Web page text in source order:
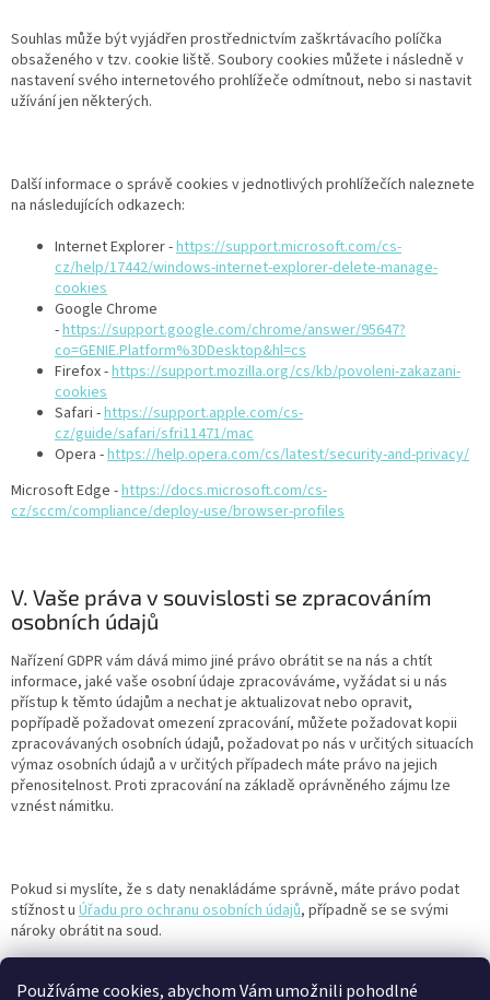
Používáme cookies, abychom Vám umožnili pohodlné
Souhlas může být vyjádřen prostřednictvím zaškrtávacího políčka
obsaženého v tzv. cookie liště. Soubory cookies můžete i následně v
nastavení svého internetového prohlížeče odmítnout, nebo si nastavit
užívání jen některých.
Další informace o správě cookies v jednotlivých prohlížečích naleznete
na následujících odkazech:
Internet Explorer -https://support.microsoft.com/cs-
cz/help/17442/windows-internet-explorer-delete-manage-
cookies
Google Chrome
-https://support.google.com/chrome/answer/95647?
co=GENIE.Platform%3DDesktop&hl=cs
Firefox -https://support.mozilla.org/cs/kb/povoleni-zakazani-
cookies
Safari -https://support.apple.com/cs-
cz/guide/safari/sfri11471/mac
Opera -https://help.opera.com/cs/latest/security-and-privacy/
Microsoft Edge -https://docs.microsoft.com/cs-
cz/sccm/compliance/deploy-use/browser-profiles
V. Vaše práva v souvislosti se zpracováním
osobních údajů
Nařízení GDPR vám dává mimo jiné právo obrátit se na nás a chtít
informace, jaké vaše osobní údaje zpracováváme, vyžádat si u nás
přístup k těmto údajům a nechat je aktualizovat nebo opravit,
popřípadě požadovat omezení zpracování, můžete požadovat kopii
zpracovávaných osobních údajů, požadovat po nás v určitých situacích
výmaz osobních údajů a v určitých případech máte právo na jejich
přenositelnost. Proti zpracování na základě oprávněného zájmu lze
vznést námitku.
Pokud si myslíte, že s daty nenakládáme správně, máte právo podat
stížnost u Úřadu pro ochranu osobních údajů, případně se se svými
nároky obrátit na soud.